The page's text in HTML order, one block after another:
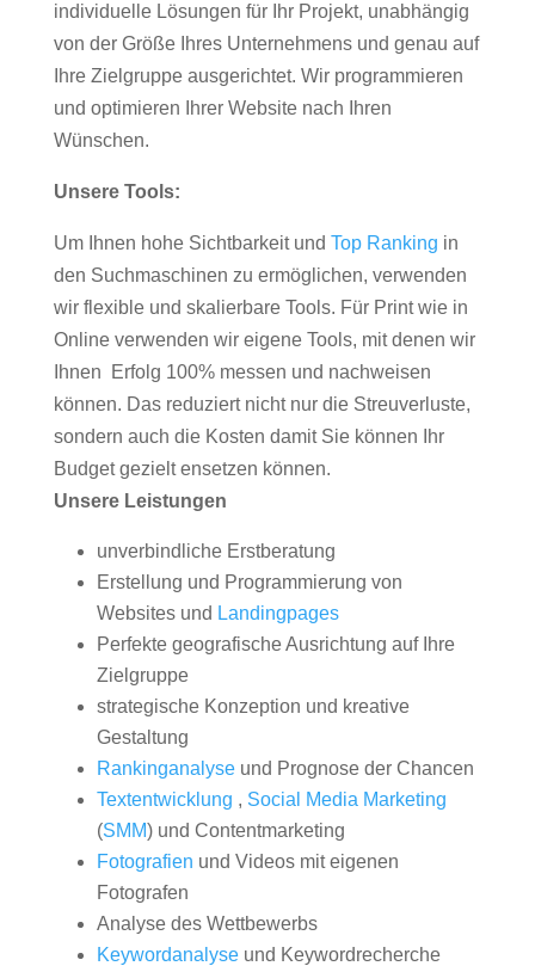
individuelle Lösungen für Ihr Projekt, unabhängig
von der Größe Ihres Unternehmens und genau auf
Ihre Zielgruppe ausgerichtet. Wir programmieren
und optimieren Ihrer Website nach Ihren
Wünschen.
Unsere Tools:
Um Ihnen hohe Sichtbarkeit und Top Ranking in
den Suchmaschinen zu ermöglichen, verwenden
wir flexible und skalierbare Tools. Für Print wie in
Online verwenden wir eigene Tools, mit denen wir
Ihnen Erfolg 100% messen und nachweisen
können. Das reduziert nicht nur die Streuverluste,
sondern auch die Kosten damit Sie können Ihr
Budget gezielt ensetzen können.
Unsere Leistungen
unverbindliche Erstberatung
Erstellung und Programmierung von
Websites und Landingpages
Perfekte geografische Ausrichtung auf Ihre
Zielgruppe
strategische Konzeption und kreative
Gestaltung
Rankinganalyseund Prognose der Chancen
Textentwicklung , Social Media Marketing
(SMM) und Contentmarketing
Fotografien und Videos mit eigenen
Fotografen
Analyse des Wettbewerbs
Keywordanalyseund Keywordrecherche